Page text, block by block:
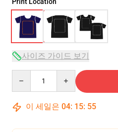
사이즈 가이드 보기
이 세일은 04: 15: 54